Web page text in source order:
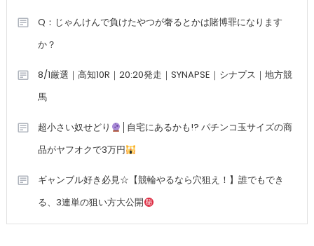
Q：じゃんけんで負けたやつが奢るとかは賭博罪になります
か？
8/1厳選｜高知10R｜20:20発走｜SYNAPSE｜シナプス｜地方競
馬
超小さい奴せどり
│自宅にあるかも!? パチンコ玉サイズの商
品がヤフオクで3万円
ギャンブル好き必見☆【競輪やるなら穴狙え！】誰でもでき
る、3連単の狙い方大公開